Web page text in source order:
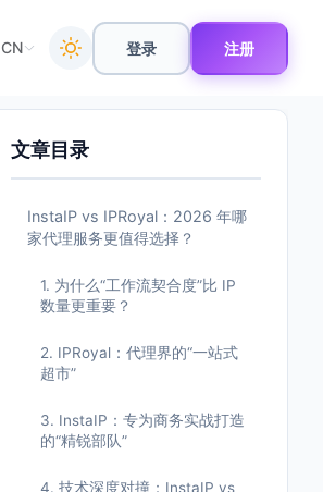
CN 登录 注册
文章目录
InstaIP vs IPRoyal：2026 年哪
家代理服务更值得选择？
1. 为什么“工作流契合度”比 IP
数量更重要？
2. IPRoyal：代理界的“一站式
超市”
3. InstaIP：专为商务实战打造
的“精锐部队”
4. 技术深度对撞：InstaIP vs